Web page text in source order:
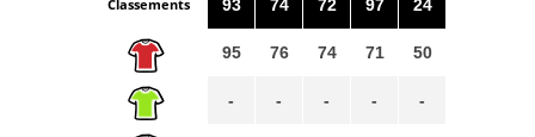
Classements 93
95
-
74
76
-
72
74
-
97
71
-
24
50
-